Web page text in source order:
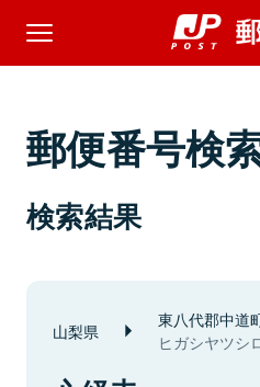
郵便番号検
検索結果
山梨県 東八代郡中道
ヒガシヤツシ